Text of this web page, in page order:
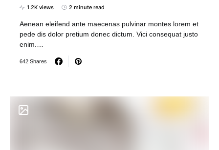
1.2K views 2 minute read
Aenean eleifend ante maecenas pulvinar montes lorem et
pede dis dolor pretium donec dictum. Vici consequat justo
enim.…
642 Shares